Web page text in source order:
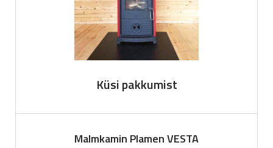
Küsi pakkumist
Malmkamin Plamen VESTA